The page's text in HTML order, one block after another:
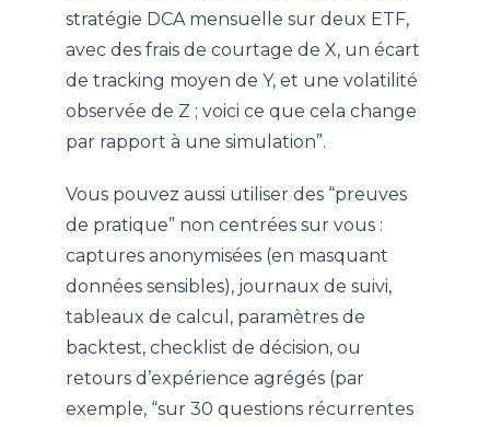
stratégie DCA mensuelle sur deux ETF,
avec des frais de courtage de X, un écart
de tracking moyen de Y, et une volatilité
observée de Z ; voici ce que cela change
par rapport à une simulation”.
Vous pouvez aussi utiliser des “preuves
de pratique” non centrées sur vous :
captures anonymisées (en masquant
données sensibles), journaux de suivi,
tableaux de calcul, paramètres de
backtest, checklist de décision, ou
retours d’expérience agrégés (par
exemple, “sur 30 questions récurrentes